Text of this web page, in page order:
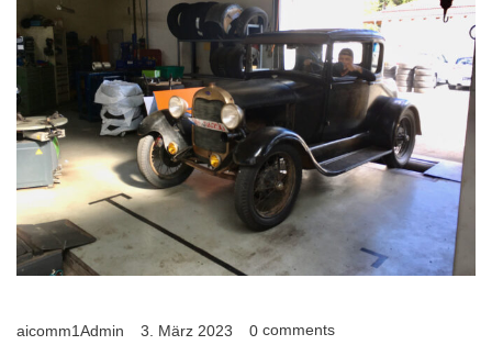
aicomm1Admin 3. März 2023 0 comments